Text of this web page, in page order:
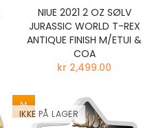
NIUE 2021 2 OZ SØLV
JURASSIC WORLD T-REX
ANTIQUE FINISH M/ETUI &
COA
kr 2,499.00
IKKE PÅ LAGER